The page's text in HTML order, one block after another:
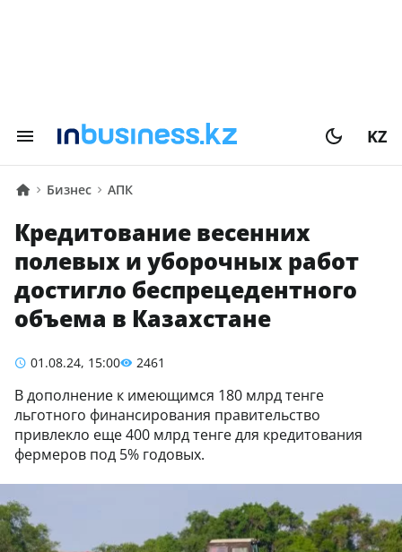
KZ
Бизнес АПК
Кредитование весенних
полевых и уборочных работ
достигло беспрецедентного
объема в Казахстане
01.08.24, 15:00 2461
В дополнение к имеющимся 180 млрд тенге
льготного финансирования правительство
привлекло еще 400 млрд тенге для кредитования
фермеров под 5% годовых.